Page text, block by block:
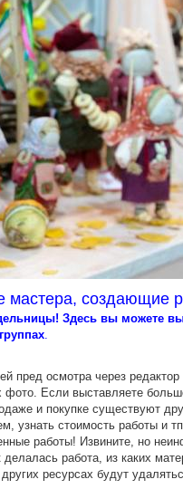
создающие
Здесь вы можете
пред осмотра через редактор
Если выставляете
и покупке существуют
узнать стоимость работы и
работы! Извините, но
работа, из каких
ресурсах будут